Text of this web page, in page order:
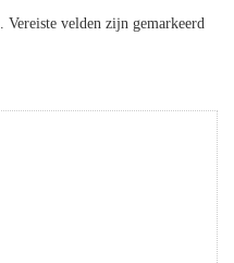
Vereiste velden zijn gemarkeerd